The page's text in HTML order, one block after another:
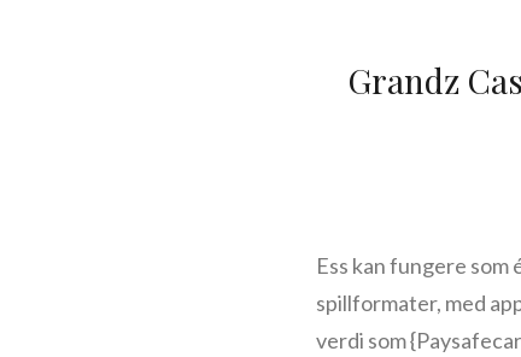
Grandz
Ess kan fungere
spillformater, med
verdi som